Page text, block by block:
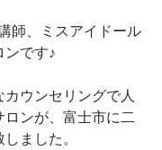
師、ミスアイドール
ンです♪
ウンセリングで人
ンが、富士市に二
ました。